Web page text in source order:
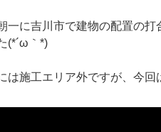
一に吉川市で建物の配置の
(*´ω｀*)
は施工エリア外ですが、今回